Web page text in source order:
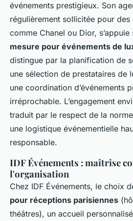
événements prestigieux. Son
régulièrement sollicitée pour des
comme Chanel ou Dior, s’appuie
mesure pour événements de
distingue par la planification de
une sélection de prestataires de
une coordination d’événements
irréprochable. L’engagement
traduit par le respect de la
une logistique événementielle
responsable.
IDF Événements : maîtrise
l'organisation
Chez IDF Événements, le choix
pour réceptions parisiennes
théâtres), un accueil